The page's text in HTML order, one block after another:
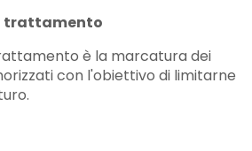
trattamento
è la marcatura dei
con l'obiettivo di limitarne